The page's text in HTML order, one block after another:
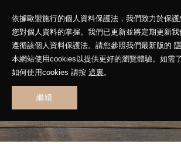
依據歐盟施行的個人資料保護法，我們致力於保
您對個人資料的掌握。我們已更新並將定期更新我
遵循該個人資料保護法。請您參照我們最新版的
本網站使用cookies以提供更好的瀏覽體驗。如需
如何使用cookies 請按 這裏。
繼續
WHAT'S NEW